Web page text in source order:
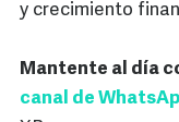
y crecimiento
Mantente al día
canal de